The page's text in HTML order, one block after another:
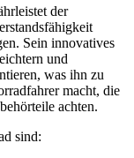
der
Sein innovatives
und
was ihn zu
macht, die
achten.
sind: